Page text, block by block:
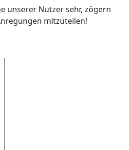
unserer Nutzer sehr, zögern
mitzuteilen!